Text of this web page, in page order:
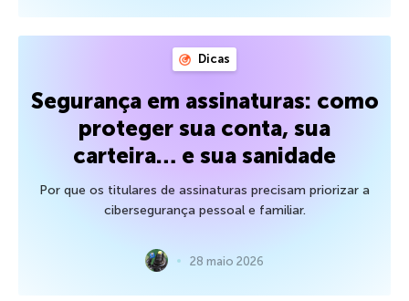
Dicas
Segurança em assinaturas: como
proteger sua conta, sua
carteira… e sua sanidade
Por que os titulares de assinaturas precisam priorizar a
cibersegurança pessoal e familiar.
28 maio 2026